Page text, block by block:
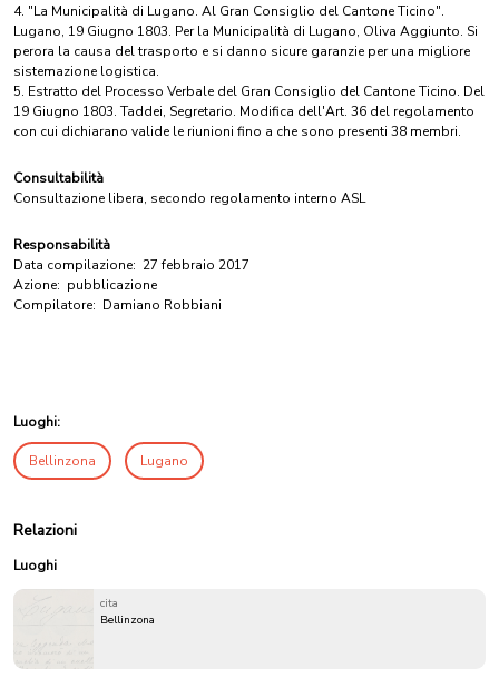
4. "La Municipalità di Lugano. Al Gran Consiglio del Cantone Ticino".
Lugano, 19 Giugno 1803. Per la Municipalità di Lugano, Oliva Aggiunto. Si
perora la causa del trasporto e si danno sicure garanzie per una migliore
sistemazione logistica.
5. Estratto del Processo Verbale del Gran Consiglio del Cantone Ticino. Del
19 Giugno 1803. Taddei, Segretario. Modifica dell'Art. 36 del regolamento
con cui dichiarano valide le riunioni fino a che sono presenti 38 membri.
Consultabilità
Consultazione libera, secondo regolamento interno ASL
Responsabilità
Data compilazione: 27 febbraio 2017
Azione: pubblicazione
Compilatore: Damiano Robbiani
Luoghi:
Bellinzona Lugano
Relazioni
Luoghi
cita
Bellinzona